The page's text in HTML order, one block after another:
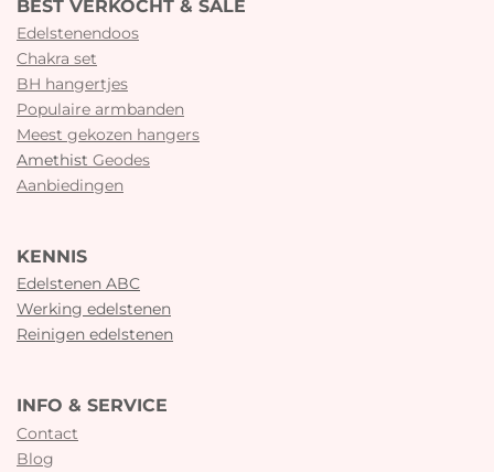
BEST VERKOCHT & SALE
Edelstenendoos
Chakra set
BH hangertjes
Populaire armbanden
Meest gekozen hangers
Amethist Geodes
Aanbiedingen
KENNIS
Edelstenen ABC
Werking edelstenen
Reinigen edelstenen
INFO & SERVICE
Contact
Blog